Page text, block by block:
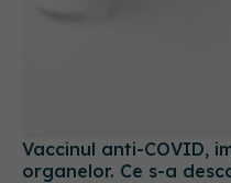
Vaccinul anti-COVID,
organelor. Ce s-a